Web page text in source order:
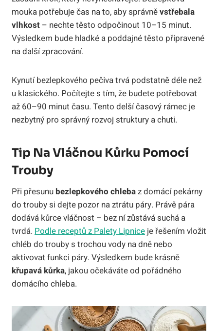
mouka potřebuje čas na to, aby správněvstřebala
vlhkost – nechte těsto odpočinout 10–15 minut.
Výsledkem bude hladké a poddajné těsto připravené
na další zpracování.
Kynutí bezlepkového pečiva trvá podstatně déle než
u klasického. Počítejte s tím, že budete potřebovat
až 60–90 minut času. Tento delší časový rámec je
nezbytný pro správný rozvoj struktury a chuti.
Tip Na Vláčnou Kůrku Pomocí
Trouby
Při přesunu bezlepkového chlebaz domácí pekárny
do trouby si dejte pozor na ztrátu páry. Právě pára
dodává kůrce vláčnost – bez ní zůstává suchá a
tvrdá. Podle receptů z Palety Lipnice je řešením vložit
chléb do trouby s trochou vody na dně nebo
aktivovat funkci páry. Výsledkem bude krásně
křupavá kůrka, jakou očekáváte od pořádného
domácího chleba.